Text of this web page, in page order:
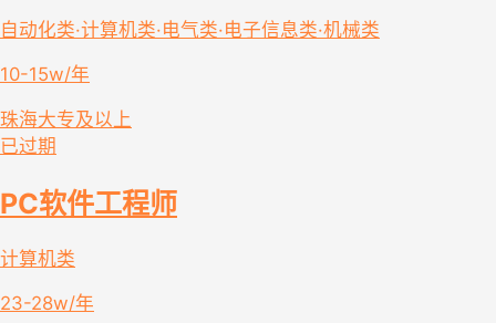
自动化类·计算机类·电气类·电子信息类·机械类
10-15w/年
珠海大专及以上
已过期
PC软件工程师
计算机类
23-28w/年